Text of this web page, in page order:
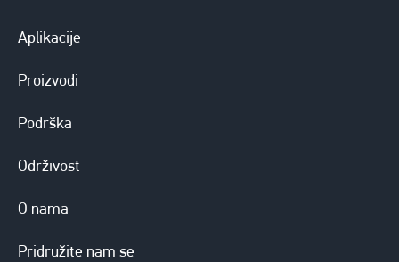
Aplikacije
Proizvodi
Podrška
Održivost
O nama
Pridružite nam se